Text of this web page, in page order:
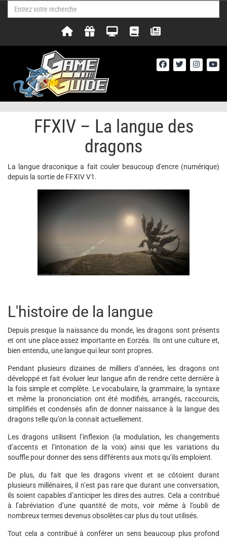
FFXIV – La langue des
dragons
La langue draconique a fait couler beaucoup d'encre (numérique)
depuis la sortie de FFXIV V1.
L'histoire de la langue
Depuis presque la naissance du monde, les dragons sont présents
et ont une place assez importante en Eorzéa. Ils ont une culture et,
bien entendu, une langue qui leur sont propres.
Pendant plusieurs dizaines de milliers d’années, les dragons ont
développé et fait évoluer leur langue afin de rendre cette dernière à
la fois simple et complète. Le vocabulaire, la grammaire, la syntaxe
et même la prononciation ont été modifiés, arrangés, raccourcis,
simplifiés et condensés afin de donner naissance à la langue des
dragons telle qu’on la connait actuellement.
Les dragons utilisent l’inflexion (la modulation, les changements
d’accents et l’intonation de la voix) ainsi que les variations du
souffle pour donner des sens différents aux mots qu’ils emploient.
De plus, du fait que les dragons vivent et se côtoient durant
plusieurs millénaires, il n’est pas rare que durant une conversation,
ils soient capables d’anticiper les dires des autres. Cela a contribué
à l’abréviation d’une quantité de mots, voir même à l’oubli de
nombreux termes devenus obsolètes car plus du tout utilisés.
Tout cela a contribué à conférer un sens beaucoup plus profond